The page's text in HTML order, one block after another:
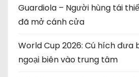
Guardiola – Người hùng tái
đã mở cánh cửa
World Cup 2026: Cú hích đưa
ngoại biên vào trung tâm